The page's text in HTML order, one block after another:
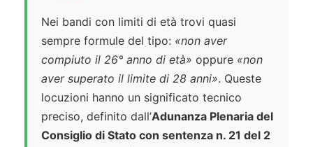
Nei bandi con limiti di età trovi quasi
sempre formule del tipo: «non aver
compiuto il 26° anno di età» oppure «non
aver superato il limite di 28 anni». Queste
locuzioni hanno un significato tecnico
preciso, definito dall’Adunanza Plenaria del
Consiglio di Stato con sentenza n. 21 del 2